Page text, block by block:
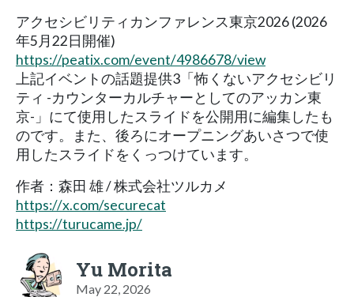
アクセシビリティカンファレンス東京2026 (2026
年5月22日開催)
https://peatix.com/event/4986678/view
上記イベントの話題提供3「怖くないアクセシビリ
ティ -カウンターカルチャーとしてのアッカン東
京-」にて使用したスライドを公開用に編集したも
のです。また、後ろにオープニングあいさつで使
用したスライドをくっつけています。
作者：森田 雄 / 株式会社ツルカメ
https://x.com/securecat
https://turucame.jp/
Yu Morita
May 22, 2026